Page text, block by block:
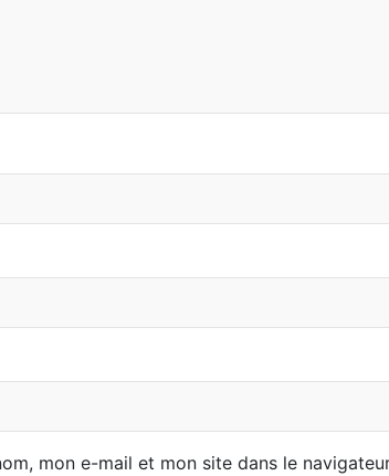
mon e-mail et mon site dans le